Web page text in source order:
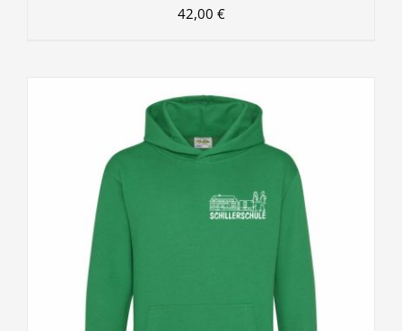
42,00 €